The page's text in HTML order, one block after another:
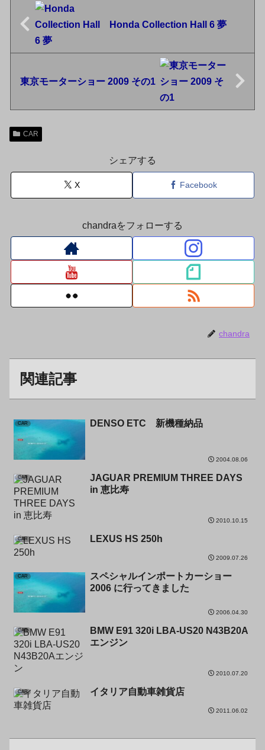
Honda Collection Hall 6 夢
東京モーターショー 2009 その1
CAR
シェアする
X Facebook
chandraをフォローする
chandra
関連記事
CAR DENSO ETC 新機種納品
2004.08.06
CAR
JAGUAR PREMIUM THREE DAYS
in 恵比寿
2010.10.15
CAR LEXUS HS 250h
2009.07.26
CAR
スペシャルインポートカーショー
2006 に行ってきました
2006.04.30
CAR
BMW E91 320i LBA-US20 N43B20A
エンジン
2010.07.20
CAR イタリア自動車雑貨店
2011.06.02